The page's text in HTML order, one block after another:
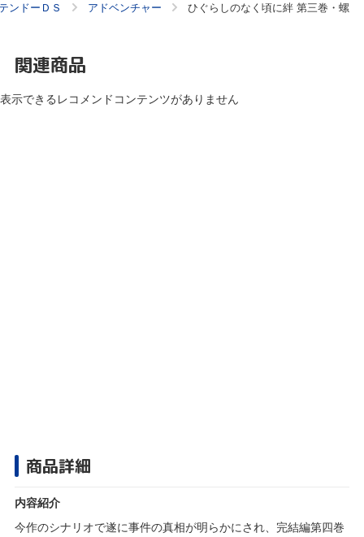
ンドーＤＳ アドベンチャー ひぐらしのなく頃に絆 第三巻・螺
関連商品
表示できるレコメンドコンテンツがありません
商品詳細
内容紹介
今作のシナリオで遂に事件の真相が明らかにされ、完結編第四巻